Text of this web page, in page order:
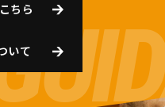
ちら
いて